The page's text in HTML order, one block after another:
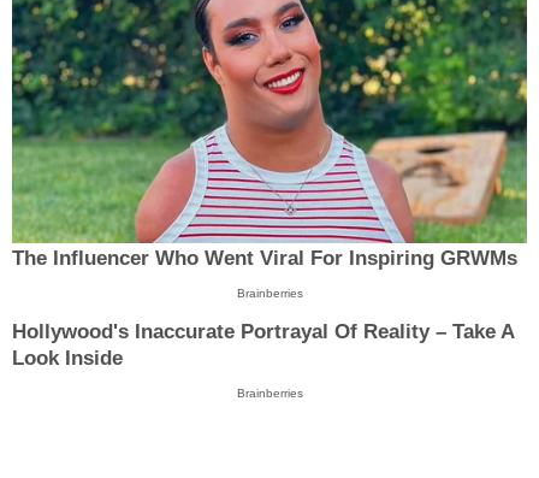
The Influencer Who Went Viral For Inspiring GRWMs
Brainberries
Hollywood's Inaccurate Portrayal Of Reality – Take A
Look Inside
Brainberries